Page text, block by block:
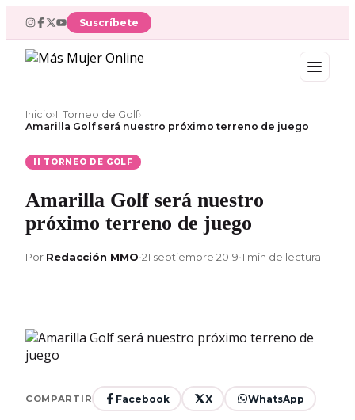
contenido
Suscríbete
Inicio›II Torneo de Golf›
Amarilla Golf será nuestro próximo terreno de juego
II TORNEO DE GOLF
Amarilla Golf será nuestro
próximo terreno de juego
Por Redacción MMO•21 septiembre 2019•1 min de lectura
COMPARTIR Facebook X WhatsApp